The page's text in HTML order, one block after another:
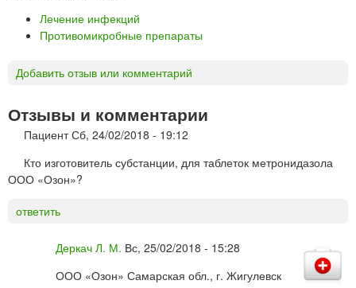
Лечение инфекций
Противомикробные препараты
Добавить отзыв или комментарий
Отзывы и комментарии
Пациент Сб, 24/02/2018 - 19:12
Кто изготовитель субстанции, для таблеток метронидазола
ООО «Озон»?
ответить
Деркач Л. М. Вс, 25/02/2018 - 15:28
ООО «Озон» Самарская обл., г. Жигулевск